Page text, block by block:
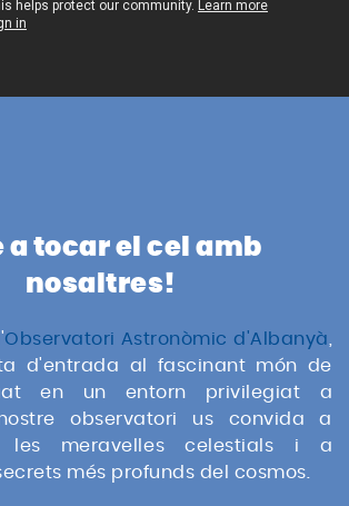
a tocar el cel amb
nosaltres!
Observatori Astronòmic d'Albanyà
d'entrada al fascinant món de
en un entorn privilegiat a
observatori us convida a
les meravelles celestials i a
més profunds del cosmos.